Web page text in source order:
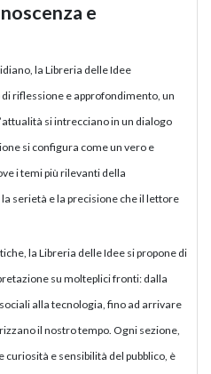
e
la Libreria delle Idee
riflessione e approfondimento, un
si intrecciano in un dialogo
si configura come un vero e
i temi più rilevanti della
serietà e la precisione che il lettore
la Libreria delle Idee si propone di
su molteplici fronti: dalla
alla tecnologia, fino ad arrivare
il nostro tempo. Ogni sezione,
e sensibilità del pubblico, è